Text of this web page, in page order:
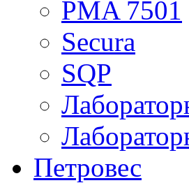
PMA 7501
Secura
SQP
Петровес